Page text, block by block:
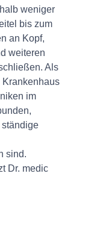
weniger
bis zum
an Kopf,
weiteren
Als
Krankenhaus
im
sind.
Dr. medic